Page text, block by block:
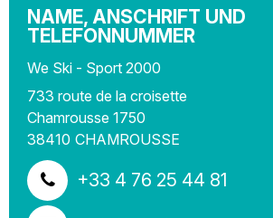
NAME, ANSCHRIFT UND
TELEFONNUMMER
We Ski - Sport 2000
733 route de la croisette
Chamrousse 1750
38410 CHAMROUSSE
+33 4 76 25 44 81